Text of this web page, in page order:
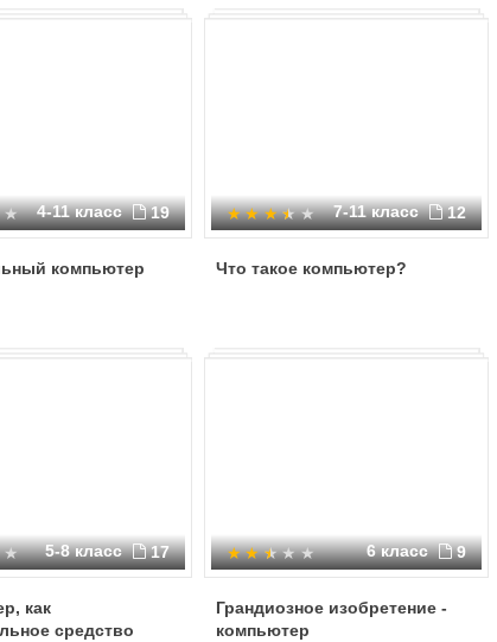
4-11 класс 19
компьютер
7-11 класс 12
Что такое компьютер?
5-8 класс 17
как
средство
6 класс 9
Грандиозное изобретение -
компьютер